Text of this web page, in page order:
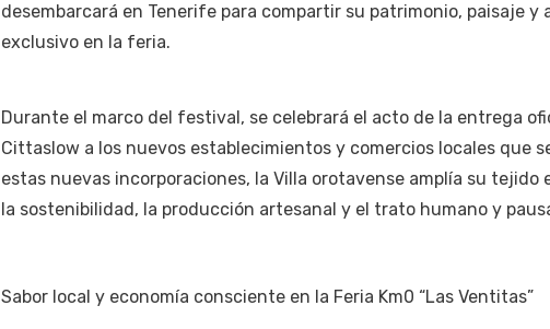
desembarcará en Tenerife para compartir su patrimonio, paisaje y
exclusivo en la feria.
Durante el marco del festival, se celebrará el acto de la entrega
Cittaslow a los nuevos establecimientos y comercios locales que
estas nuevas incorporaciones, la Villa orotavense amplía su tejido
la sostenibilidad, la producción artesanal y el trato humano y
Sabor local y economía consciente en la Feria Km0 “Las Ventitas”